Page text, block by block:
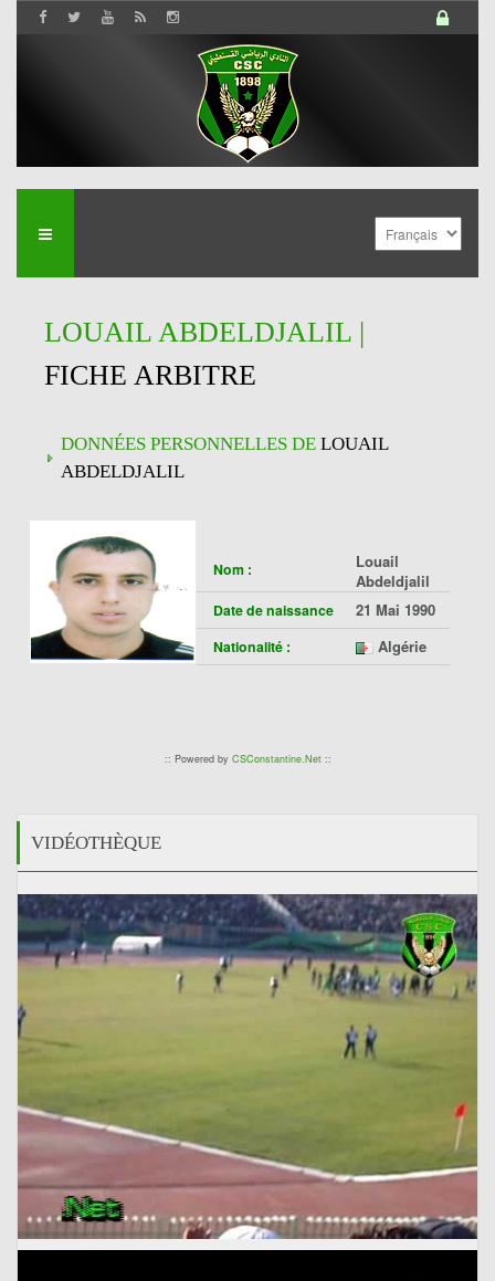
LOUAIL ABDELDJALIL |
FICHE ARBITRE
DONNÉES PERSONNELLES DE LOUAIL
ABDELDJALIL
Nom :
Louail
Abdeldjalil
Date de naissance 21 Mai 1990
Nationalité : Algérie
:: Powered by CSConstantine.Net::
VIDÉOTHÈQUE